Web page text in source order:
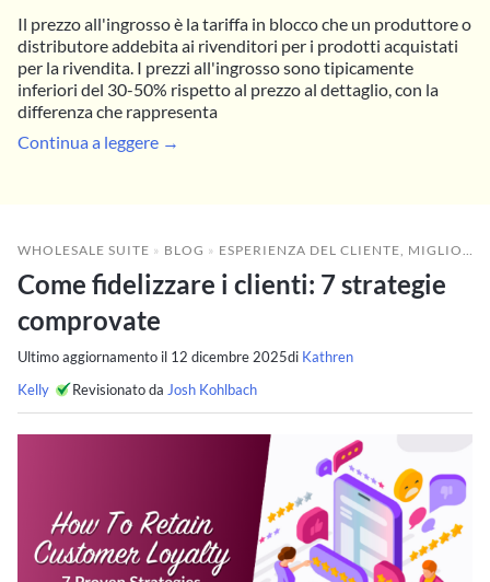
Il prezzo all'ingrosso è la tariffa in blocco che un produttore o
distributore addebita ai rivenditori per i prodotti acquistati
per la rivendita. I prezzi all'ingrosso sono tipicamente
inferiori del 30-50% rispetto al prezzo al dettaglio, con la
differenza che rappresenta
Continua a leggere →
WHOLESALE SUITE » BLOG » ESPERIENZA DEL CLIENTE MIGLIORARE LE PRESTAZIONI ALL'INGROSSO
Come fidelizzare i clienti: 7 strategie
comprovate
Ultimo aggiornamento il 12 dicembre 2025di Kathren
Kelly
Revisionato da Josh Kohlbach